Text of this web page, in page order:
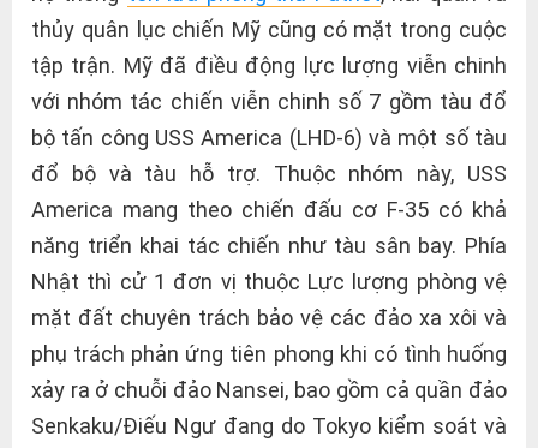
thủy quân lục chiến Mỹ cũng có mặt trong cuộc
tập trận. Mỹ đã điều động lực lượng viễn chinh
với nhóm tác chiến viễn chinh số 7 gồm tàu đổ
bộ tấn công USS America (LHD-6) và một số tàu
đổ bộ và tàu hỗ trợ. Thuộc nhóm này, USS
America mang theo chiến đấu cơ F-35 có khả
năng triển khai tác chiến như tàu sân bay. Phía
Nhật thì cử 1 đơn vị thuộc Lực lượng phòng vệ
mặt đất chuyên trách bảo vệ các đảo xa xôi và
phụ trách phản ứng tiên phong khi có tình huống
xảy ra ở chuỗi đảo Nansei, bao gồm cả quần đảo
Senkaku/Điếu Ngư đang do Tokyo kiểm soát và